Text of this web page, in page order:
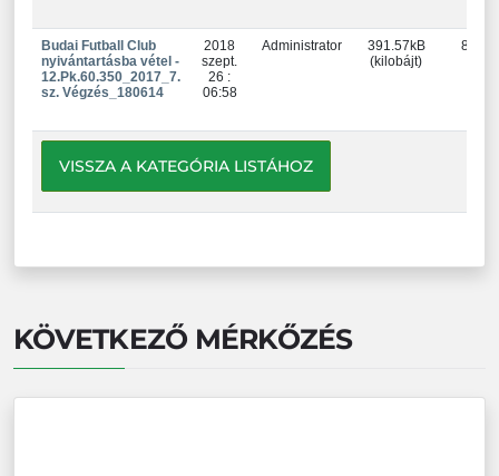
Budai Futball Club
nyivántartásba vétel -
12.Pk.60.350_2017_7.
sz. Végzés_180614
2018
szept.
26 :
06:58
Administrator
391.57kB
(kilobájt)
843
VISSZA A KATEGÓRIA LISTÁHOZ
KÖVETKEZŐ MÉRKŐZÉS